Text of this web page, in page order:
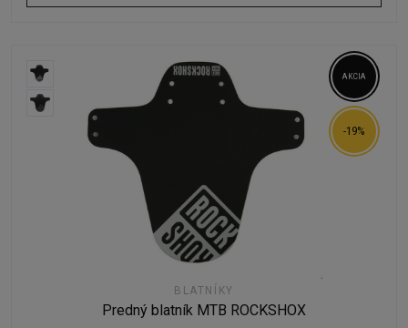
AKCIA
-19%
BLATNÍKY
Predný blatník MTB ROCKSHOX